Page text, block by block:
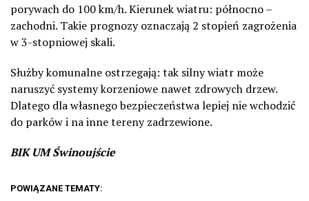
porywach do 100 km/h. Kierunek wiatru: północno –
zachodni. Takie prognozy oznaczają 2 stopień zagrożenia
w 3-stopniowej skali.
Służby komunalne ostrzegają: tak silny wiatr może
naruszyć systemy korzeniowe nawet zdrowych drzew.
Dlatego dla własnego bezpieczeństwa lepiej nie wchodzić
do parków i na inne tereny zadrzewione.
BIK UM Świnoujście
POWIĄZANE TEMATY: